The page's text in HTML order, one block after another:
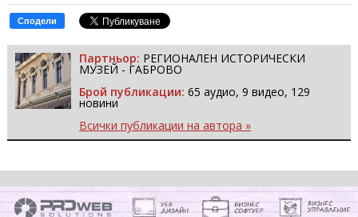
Сподели
Партньор: РЕГИОНАЛЕН ИСТОРИЧЕСКИ
МУЗЕЙ - ГАБРОВО
Брой публикации: 65 аудио, 9 видео, 129
новини
Всички публикации на автора »